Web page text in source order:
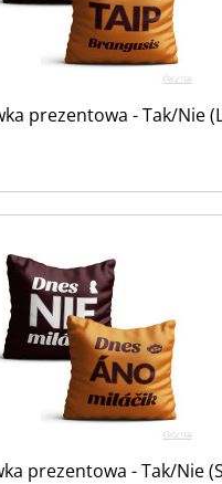
prezentowa - Tak/Nie
prezentowa - Tak/Nie